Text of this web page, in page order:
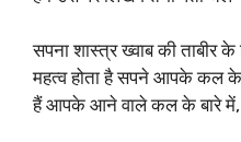
सपना शास्त्र ख्वाब की ताबीर
महत्व होता है सपने आपके कल
हैं आपके आने वाले कल के बारे में,